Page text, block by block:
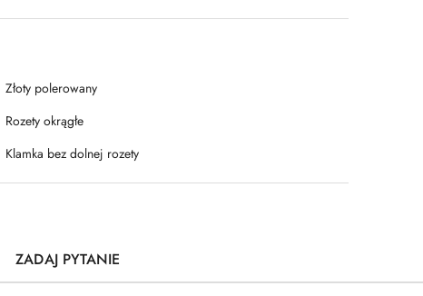
Złoty polerowany
Rozety okrągłe
Klamka bez dolnej rozety
ZADAJ PYTANIE